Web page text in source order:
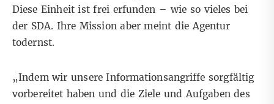
Diese Einheit ist frei erfunden – wie so vieles bei
der SDA. Ihre Mission aber meint die Agentur
todernst.
„Indem wir unsere Informationsangriffe sorgfältig
vorbereitet haben und die Ziele und Aufgaben des